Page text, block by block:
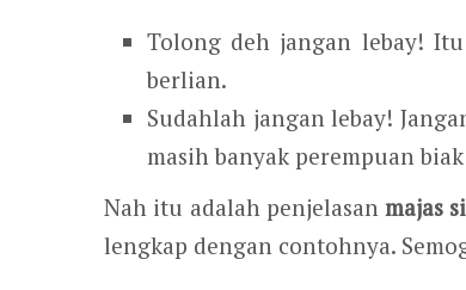
Tolong deh jangan lebay!
berlian.
Sudahlah jangan lebay!
masih banyak perempuan
Nah itu adalah penjelasanmajas
lengkap dengan contohnya.